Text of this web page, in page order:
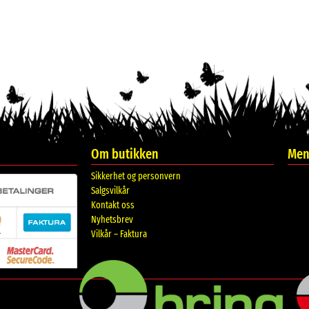
Om butikken
Sikkerhet og personvern
Salgsvilkår
Kontakt oss
Nyhetsbrev
Vilkår – Faktura